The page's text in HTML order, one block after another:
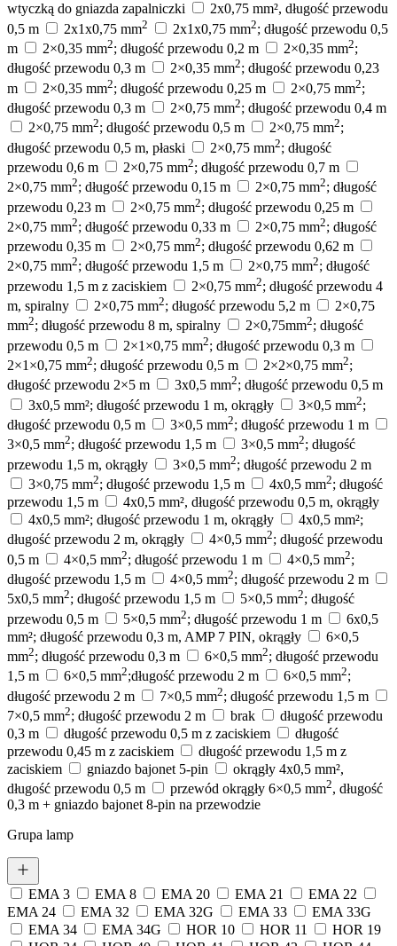
wtyczką do gniazda zapalniczki
2x0,75 mm², długość przewodu
0,5 m
2x1x0,75 mm2 2x1x0,75 mm2; długość przewodu 0,5
m
2×0,35 mm2; długość przewodu 0,2 m 2×0,35 mm2;
długość przewodu 0,3 m
2×0,35 mm2; długość przewodu 0,23
m
2×0,35 mm2; długość przewodu 0,25 m 2×0,75 mm2;
długość przewodu 0,3 m
2×0,75 mm2; długość przewodu 0,4 m
2×0,75 mm2; długość przewodu 0,5 m 2×0,75 mm2;
długość przewodu 0,5 m, płaski
2×0,75 mm2; długość
przewodu 0,6 m
2×0,75 mm2; długość przewodu 0,7 m
2×0,75 mm2; długość przewodu 0,15 m 2×0,75 mm2; długość
przewodu 0,23 m
2×0,75 mm2; długość przewodu 0,25 m
2×0,75 mm2; długość przewodu 0,33 m 2×0,75 mm2; długość
przewodu 0,35 m
2×0,75 mm2; długość przewodu 0,62 m
2×0,75 mm2; długość przewodu 1,5 m 2×0,75 mm2; długość
przewodu 1,5 m z zaciskiem
2×0,75 mm2; długość przewodu 4
m, spiralny
2×0,75 mm2; długość przewodu 5,2 m
2×0,75
mm2; długość przewodu 8 m, spiralny 2×0,75mm2; długość
przewodu 0,5 m
2×1×0,75 mm2; długość przewodu 0,3 m
2×1×0,75 mm2; długość przewodu 0,5 m 2×2×0,75 mm2;
długość przewodu 2×5 m
3x0,5 mm2; długość przewodu 0,5 m
3x0,5 mm²; długość przewodu 1 m, okrągły
3×0,5 mm2;
długość przewodu 0,5 m
3×0,5 mm2; długość przewodu 1 m
3×0,5 mm2; długość przewodu 1,5 m 3×0,5 mm2; długość
przewodu 1,5 m, okrągły
3×0,5 mm2; długość przewodu 2 m
3×0,75 mm2; długość przewodu 1,5 m 4x0,5 mm2; długość
przewodu 1,5 m
4x0,5 mm², długość przewodu 0,5 m, okrągły
4x0,5 mm²; długość przewodu 1 m, okrągły
4x0,5 mm²;
długość przewodu 2 m, okrągły
4×0,5 mm2; długość przewodu
0,5 m
4×0,5 mm2; długość przewodu 1 m 4×0,5 mm2;
długość przewodu 1,5 m
4×0,5 mm2; długość przewodu 2 m
5x0,5 mm2; długość przewodu 1,5 m 5×0,5 mm2; długość
przewodu 0,5 m
5×0,5 mm2; długość przewodu 1 m
6x0,5
mm²; długość przewodu 0,3 m, AMP 7 PIN, okrągły
6×0,5
mm2; długość przewodu 0,3 m 6×0,5 mm2; długość przewodu
1,5 m
6×0,5 mm2;długość przewodu 2 m 6×0,5 mm2;
długość przewodu 2 m
7×0,5 mm2; długość przewodu 1,5 m
7×0,5 mm2; długość przewodu 2 m brak
długość przewodu
0,3 m
długość przewodu 0,5 m z zaciskiem
długość
przewodu 0,45 m z zaciskiem
długość przewodu 1,5 m z
zaciskiem
gniazdo bajonet 5-pin
okrągły 4x0,5 mm²,
długość przewodu 0,5 m
przewód okrągły 6×0,5 mm2, długość
0,3 m + gniazdo bajonet 8-pin na przewodzie
Grupa lamp
EMA 3 EMA 8 EMA 20 EMA 21
EMA 22
EMA 24
EMA 32 EMA 32G EMA 33
EMA 33G
EMA 34
EMA 34G HOR 10 HOR 11
HOR 19